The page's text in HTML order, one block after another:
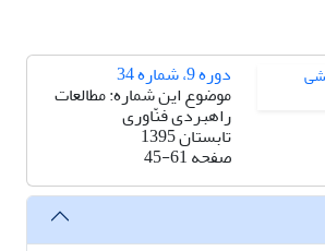
دوره 9، شماره 34
موضوع این شماره: مطالعات
راهبردی فنّاوری
تابستان 1395
صفحه45-61